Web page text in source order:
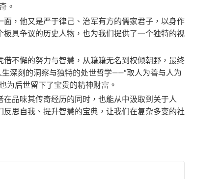
。
，他又是严于律己、治军有方的儒家君子，以身作
具争议的历史人物，也为我们提供了一个独特的视
不懈的努力与智慧，从籍籍无名到权倾朝野，最终
深刻的洞察与独特的处世哲学——“取人为善与人为
为后世留下了宝贵的精神财富。
品味其传奇经历的同时，也能从中汲取到关于人
思自我、提升智慧的宝典，让我们在复杂多变的社